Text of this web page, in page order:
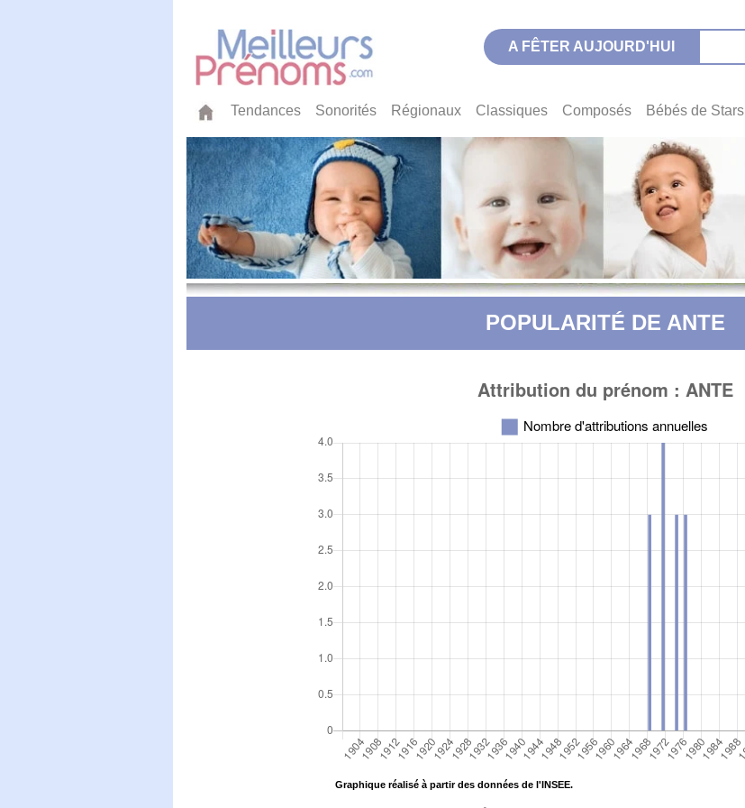
A FÊTER AUJOURD'HUI
Tendances Sonorités Régionaux Classiques Composés Bébés de Stars
POPULARITÉ DE ANTE
Graphique réalisé à partir des données de l'INSEE.